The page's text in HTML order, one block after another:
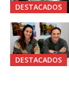
DESTACADOS
DESTACADOS